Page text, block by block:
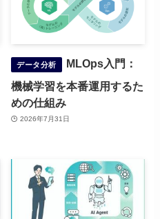
データ分析
MLOps入門：
機械学習を本番運用するた
めの仕組み
2026年7月31日